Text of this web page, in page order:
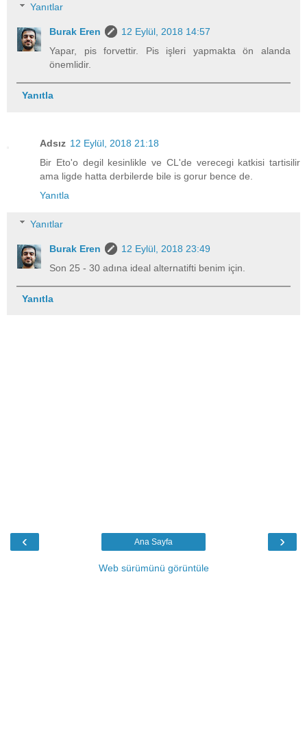
Yanıtlar
Burak Eren
12 Eylül, 2018 14:57
Yapar, pis forvettir. Pis işleri yapmakta ön alanda
önemlidir.
Yanıtla
Adsız 12 Eylül, 2018 21:18
Bir Eto'o degil kesinlikle ve CL'de verecegi katkisi tartisilir
ama ligde hatta derbilerde bile is gorur bence de.
Yanıtla
Yanıtlar
Burak Eren
12 Eylül, 2018 23:49
Son 25 - 30 adına ideal alternatifti benim için.
Yanıtla
‹ ›
Ana Sayfa
Web sürümünü görüntüle